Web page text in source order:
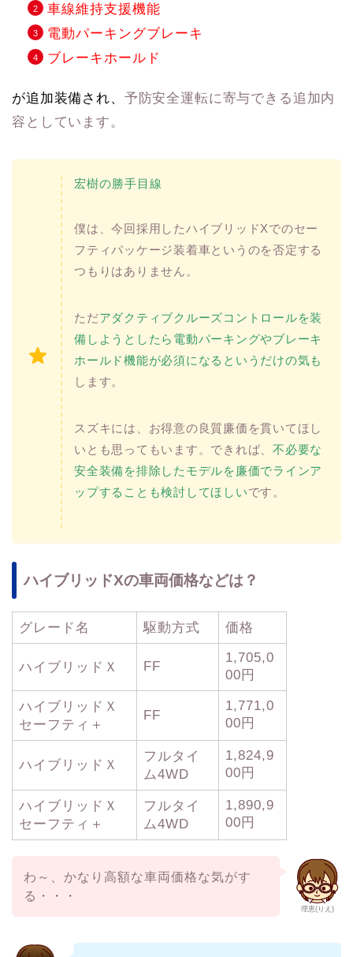
車線維持支援機能
電動パーキングブレーキ
ブレーキホールド
が追加装備され、 予防安全運転に寄与できる追加内
容としています。
宏樹の勝手目線
僕は、今回採用したハイブリッドXでのセー
フティパッケージ装着車というのを否定する
つもりはありません。
ただアダクティブクルーズコントロールを装
備しようとしたら電動パーキングやブレーキ
ホールド機能が必須になるというだけの気も
します。
スズキには、お得意の良質廉価を貫いてほし
いとも思ってもいます。できれば、不必要な
安全装備を排除したモデルを廉価でラインア
ップすることも検討してほしいです。
ハイブリッドXの車両価格などは？
グレード名 駆動方式 価格
ハイブリッドＸ FF
1,705,0
00円
ハイブリッドＸ
セーフティ＋
FF
1,771,0
00円
ハイブリッドＸ
フルタイ
ム4WD
1,824,9
00円
ハイブリッドＸ
セーフティ＋
フルタイ
ム4WD
1,890,9
00円
理恵(りえ)
わ～、かなり高額な車両価格な気がす
る・・・